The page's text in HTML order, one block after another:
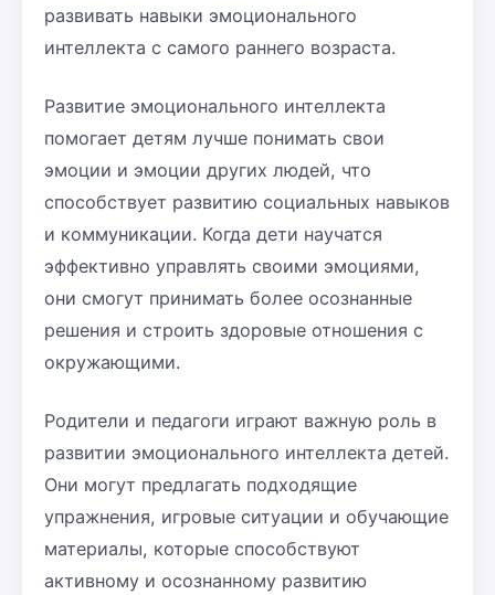
развивать навыки эмоционального
интеллекта с самого раннего возраста.
Развитие эмоционального интеллекта
помогает детям лучше понимать свои
эмоции и эмоции других людей, что
способствует развитию социальных навыков
и коммуникации. Когда дети научатся
эффективно управлять своими эмоциями,
они смогут принимать более осознанные
решения и строить здоровые отношения с
окружающими.
Родители и педагоги играют важную роль в
развитии эмоционального интеллекта детей.
Они могут предлагать подходящие
упражнения, игровые ситуации и обучающие
материалы, которые способствуют
активному и осознанному развитию